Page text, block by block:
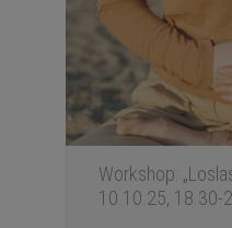
Workshop:
10.10.25, 18.30-